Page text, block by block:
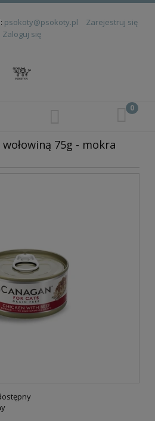
psokoty@psokoty.pl
Zarejestruj się
Zaloguj się
75g - mokra